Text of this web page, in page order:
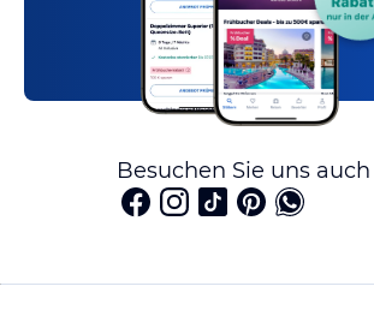
Besuchen Sie uns